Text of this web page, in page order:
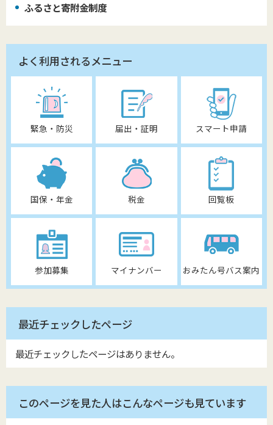
ふるさと寄附金制度
よく利用されるメニュー
緊急・防災 届出・証明 スマート申請
国保・年金 税金 回覧板
参加募集 マイナンバー おみたん号バス案内
最近チェックしたページ
最近チェックしたページはありません。
このページを見た人はこんなページも見ています